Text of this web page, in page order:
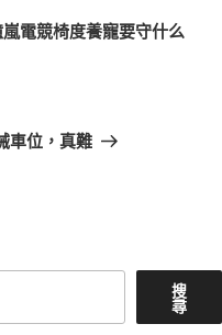
電競椅度養寵要守什么
車位，真難
搜
尋